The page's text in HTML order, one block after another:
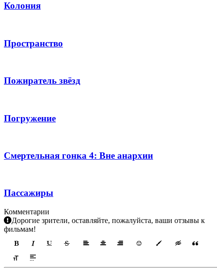
Колония
Пространство
Пожиратель звёзд
Погружение
Смертельная гонка 4: Вне анархии
Пассажиры
Комментарии
Дорогие зрители, оставляйте, пожалуйста, ваши отзывы к
фильмам!